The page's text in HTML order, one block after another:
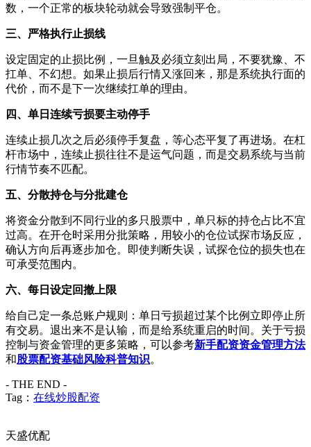
数，一个正常的板块轮动就会导致强制平仓。
三、严格执行止损线
设定固定的止损比例，一旦触及必须立刻出局，不要犹豫、不
扛单、不幻想。如果止损后行情又涨回来，那是系统执行面的
代价，而不是下一次继续扛单的理由。
四、单日连续亏损要主动停手
连续止损几次之后必须停手复盘，等心态平复了再进场。在杠
杆市场中，连续止损往往不是运气问题，而是交易系统与当前
行情节奏不匹配。
五、分散持仓与分批建仓
将资金分散到不同行业的多只股票中，单只标的持仓占比不宜
过高。在开仓时采用分批策略，用较小的仓位试探市场反应，
确认方向后再逐步加仓。即使判断失误，试探仓位的损失也在
可承受范围内。
六、每日设定回撤上限
给自己定一条总账户规则：单日亏损超过某个比例立即停止所
有交易。退出来不是认输，而是给系统重启的时间。关于亏损
控制与资金管理的更多策略，可以参考新手配资资金管理方法
和股票配资基础风险科普知识。
- THE END -
Tag： 在线炒股配资
天盛优配